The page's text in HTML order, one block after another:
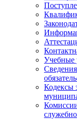
Учебные
Кодексы